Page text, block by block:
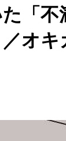
「不
オキ